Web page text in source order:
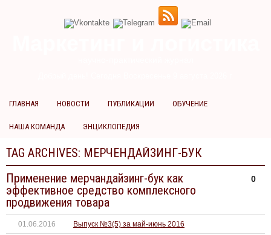
ГЛАВНАЯ НОВОСТИ ПУБЛИКАЦИИ ОБУЧЕНИЕ
НАША КОМАНДА ЭНЦИКЛОПЕДИЯ
TAG ARCHIVES: МЕРЧЕНДАЙЗИНГ-БУК
0
Применение мерчандайзинг-бук как
эффективное средство комплексного
продвижения товара
01.06.2016 Выпуск №3(5) за май-июнь 2016